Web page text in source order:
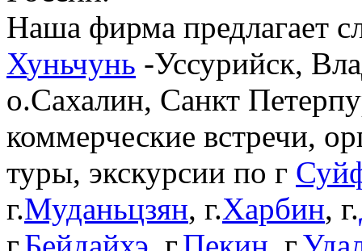
Наша фирма предлагает
Хуньчунь -Уссурийск,
о.Сахалин, Санкт
коммерческие встречи,
туры, экскурсии по г
г.Муданьцзян, г.Харбин, г.